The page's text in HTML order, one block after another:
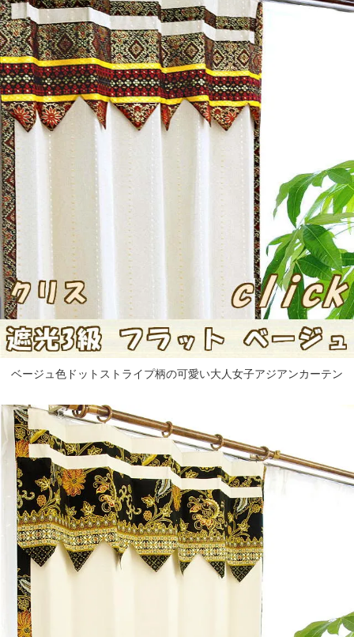
ベージュ色ドットストライプ柄の可愛い大人女子アジアンカーテン